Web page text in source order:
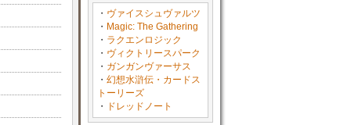
・ ヴァイスシュヴァルツ
・ Magic: The Gathering
・ ラクエンロジック
・ ヴィクトリースパーク
・ ガンガンヴァーサス
・ 幻想水滸伝・カードス
トーリーズ
・
ドレッドノート